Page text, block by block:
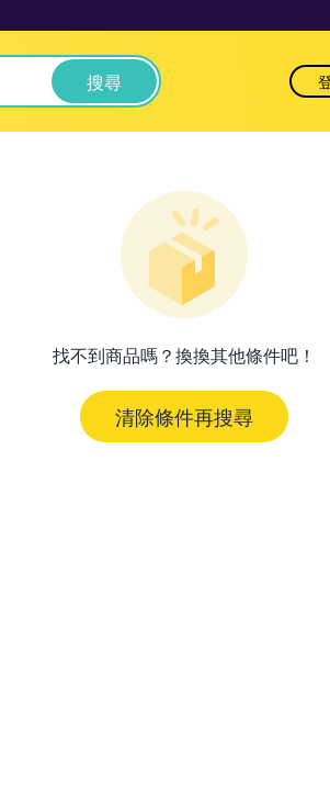
搜尋
找不到商品嗎？換換其他條件吧！
清除條件再搜尋